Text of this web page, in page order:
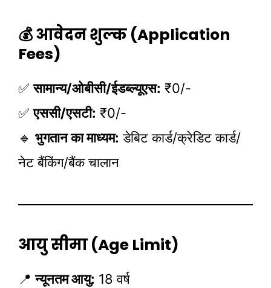
💰 आवेदन शुल्क (Application
Fees)
✅सामान्य/ओबीसी/ईडब्ल्यूएस: ₹0/-
✅एससी/एसटी: ₹0/-
🔹 भुगतान का माध्यम: डेबिट कार्ड/क्रेडिट कार्ड/
नेट बैंकिंग/बैंक चालान
आयु सीमा (Age Limit)
📍न्यूनतम आयु: 18 वर्ष